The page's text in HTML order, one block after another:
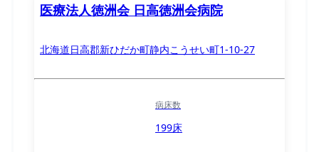
医療法人徳洲会 日高徳洲会病院
北海道日高郡新ひだか町静内こうせい町1-10-27
病床数
199床